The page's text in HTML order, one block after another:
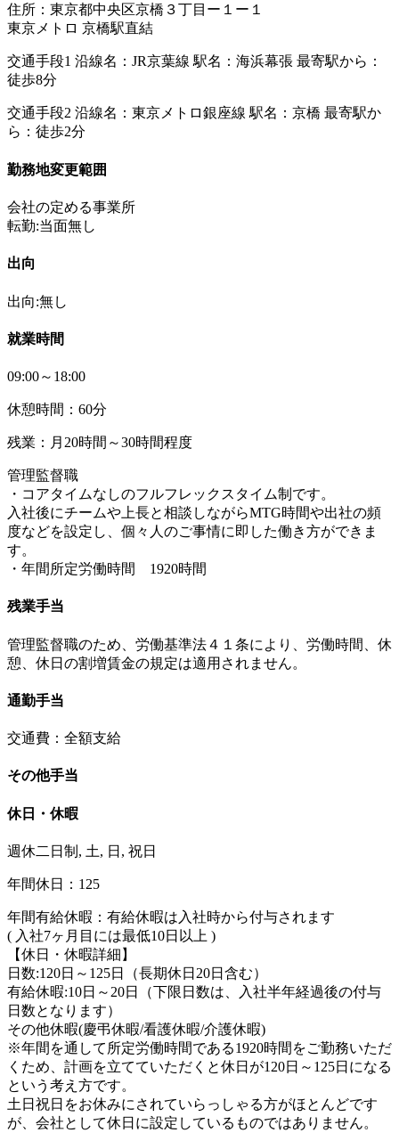
住所：東京都中央区京橋３丁目ー１ー１
東京メトロ 京橋駅直結
交通手段1 沿線名：JR京葉線 駅名：海浜幕張 最寄駅から：
徒歩8分
交通手段2 沿線名：東京メトロ銀座線 駅名：京橋 最寄駅か
ら：徒歩2分
勤務地変更範囲
会社の定める事業所
転勤:当面無し
出向
出向:無し
就業時間
09:00～18:00
休憩時間：60分
残業：月20時間～30時間程度
管理監督職
・コアタイムなしのフルフレックスタイム制です。
入社後にチームや上長と相談しながらMTG時間や出社の頻
度などを設定し、個々人のご事情に即した働き方ができま
す。
・年間所定労働時間 1920時間
残業手当
管理監督職のため、労働基準法４１条により、労働時間、休
憩、休日の割増賃金の規定は適用されません。
通勤手当
交通費：全額支給
その他手当
休日・休暇
週休二日制, 土, 日, 祝日
年間休日：125
年間有給休暇：有給休暇は入社時から付与されます
( 入社7ヶ月目には最低10日以上 )
【休日・休暇詳細】
日数:120日～125日（長期休日20日含む）
有給休暇:10日～20日（下限日数は、入社半年経過後の付与
日数となります）
その他休暇(慶弔休暇/看護休暇/介護休暇)
※年間を通して所定労働時間である1920時間をご勤務いただ
くため、計画を立てていただくと休日が120日～125日になる
という考え方です。
土日祝日をお休みにされていらっしゃる方がほとんどです
が、会社として休日に設定しているものではありません。